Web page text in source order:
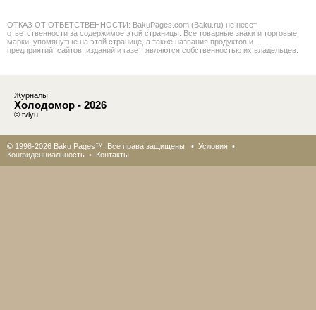
ОТКАЗ ОТ ОТВЕТСТВЕННОСТИ: BakuPages.com (Baku.ru) не несет
ответственности за содержимое этой страницы. Все товарные знаки и торговые
марки, упомянутые на этой странице, а также названия продуктов и
предприятий, сайтов, изданий и газет, являются собственностью их владельцев.
Журналы
Холодомор - 2026
© tvlyu
© 1998-2026 Baku Pages™. Все права защищены • Условия •
Конфиденциальность • Контакты